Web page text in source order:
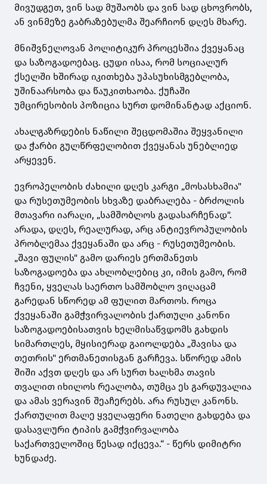
მივუდგეთ, ვინ სად მუშაობს და ვინ სად ცხოვრობს,
ან ვინმეზე გაბრაზებულმა შეარჩიონ დღეს მხარე.
მნიშვნელოვან პოლიტიკურ პროცესშია ქვეყანაც
და საზოგადოებაც. ცუდი ისაა, რომ სოციალურ
ქსელში ხშირად იკითხება უპასუხისმგებლობა,
უშინაარსობა და წაუკითხაობა. ქუჩაში
უმცირესობის პოზიცია სურთ დომინანტად აქციონ.
ახალგაზრდების ნაწილი შეცდომაშია შეყვანილი
და ჭარბი გულწრფელობით ქვეყანას უნებლიედ
არყევენ.
ევროპელობის ძახილი დღეს კარგი „მოსასხამია"
და რუსეთუმეობის სხვაზე დაბრალება - ბრძოლის
მთავარი იარაღი, „სამშობლოს გადასარჩენად".
არადა, დღეს, რეალურად, არც ანტიევროპულობის
პრობლემაა ქვეყანაში და არც - რუსეთუმეობის.
„შავი ფულის" გამო დარიეს ერთმანეთს
საზოგადოება და ახლობლებიც კი, იმის გამო, რომ
ჩვენი, ყველას საერთო სამშობლო ვიღაცამ
გარედან სწორედ ამ ფულით მართოს. როცა
ქვეყანაში გამჭვირვალობის ქართული კანონი
საზოგადოებისათვის ხელმისაწვდომს გახდის
სიმართლეს, მყისიერად გაიოლდება „შავისა და
თეთრის" ერთმანეთისგან გარჩევა. სწორედ ამის
შიში აქვთ დღეს და არ სურთ ხალხმა თავის
თვალით იხილოს რეალობა, თუმცა ეს გარდუვალია
და ამას ვერავინ შეაჩერებს. არა რუსულ კანონს.
ქართულით მალე ყველაფერი ნათელი გახდება და
დასავლური ტიპის გამჭვირვალობა
საქართველოშიც წესად იქცევა.“ - წერს დიმიტრი
ხუნდაძე.